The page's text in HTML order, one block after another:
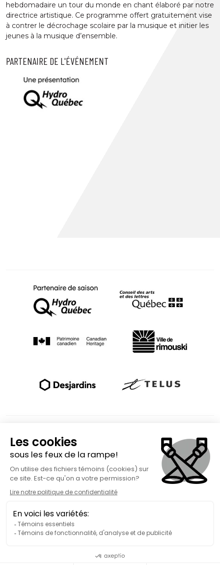
hebdomadaire un tour du monde en chant élaboré par notre
directrice artistique. Ce programme offert gratuitement vise
à contrer le décrochage scolaire par la musique et initier les
jeunes à la musique d’ensemble.
PARTENAIRE DE L'ÉVÉNEMENT
Fait avec
à Rimouski | Copyright © 2026 Spect'Art Rimouski.
Tous droits réservés. Site Internet propulsé par :
Okidoo.ca
Politique de confidentialité
Politique de gestion des témoins (« cookies »)